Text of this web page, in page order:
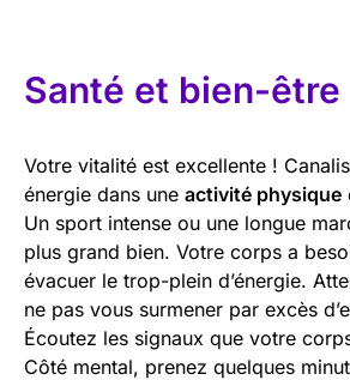
Santé et bien-être
Votre vitalité est excellente !
énergie dans une activité physique
Un sport intense ou une longue
plus grand bien. Votre corps a
évacuer le trop-plein d’énergie.
ne pas vous surmener par excès
Écoutez les signaux que votre
Côté mental, prenez quelques